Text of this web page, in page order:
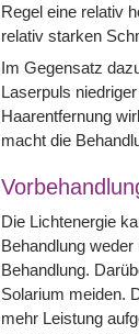
Regel eine relativ
relativ starken
Im Gegensatz
Laserpuls
Haarentfernung
macht die
Die Lichtenergie
Behandlung
Behandlung.
Solarium meiden.
mehr Leistung